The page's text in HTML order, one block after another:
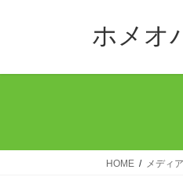
ホメオ
HOME メディア